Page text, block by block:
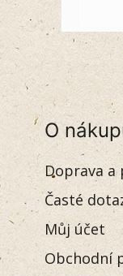
O
Doprava a
Časté
Můj účet
Obchodní